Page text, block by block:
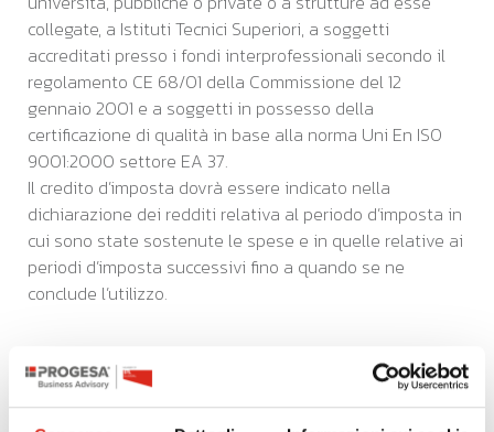
collegate, a Istituti Tecnici Superiori, a soggetti
accreditati presso i fondi interprofessionali secondo il
regolamento CE 68/01 della Commissione del 12
gennaio 2001 e a soggetti in possesso della
certificazione di qualità in base alla norma Uni En ISO
9001:2000 settore EA 37.
Il credito d’imposta dovrà essere indicato nella
dichiarazione dei redditi relativa al periodo d’imposta in
cui sono state sostenute le spese e in quelle relative ai
periodi d’imposta successivi fino a quando se ne
conclude l’utilizzo.
ATTIVITA' DI FORMAZIONE
AMMISSIBILI